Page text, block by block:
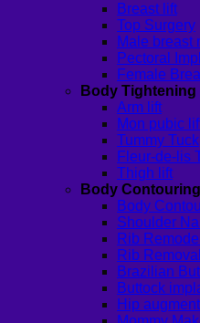
Breast lift
Top Surgery
Male breast
Pectoral
Female
Body Tightening
Arm lift
Mon pubic
Tummy Tuck
Fleur-de-lis
Thigh lift
Body Contouring
Body
Shoulder
Rib
Rib Removal
Brazilian
Buttock
Hip